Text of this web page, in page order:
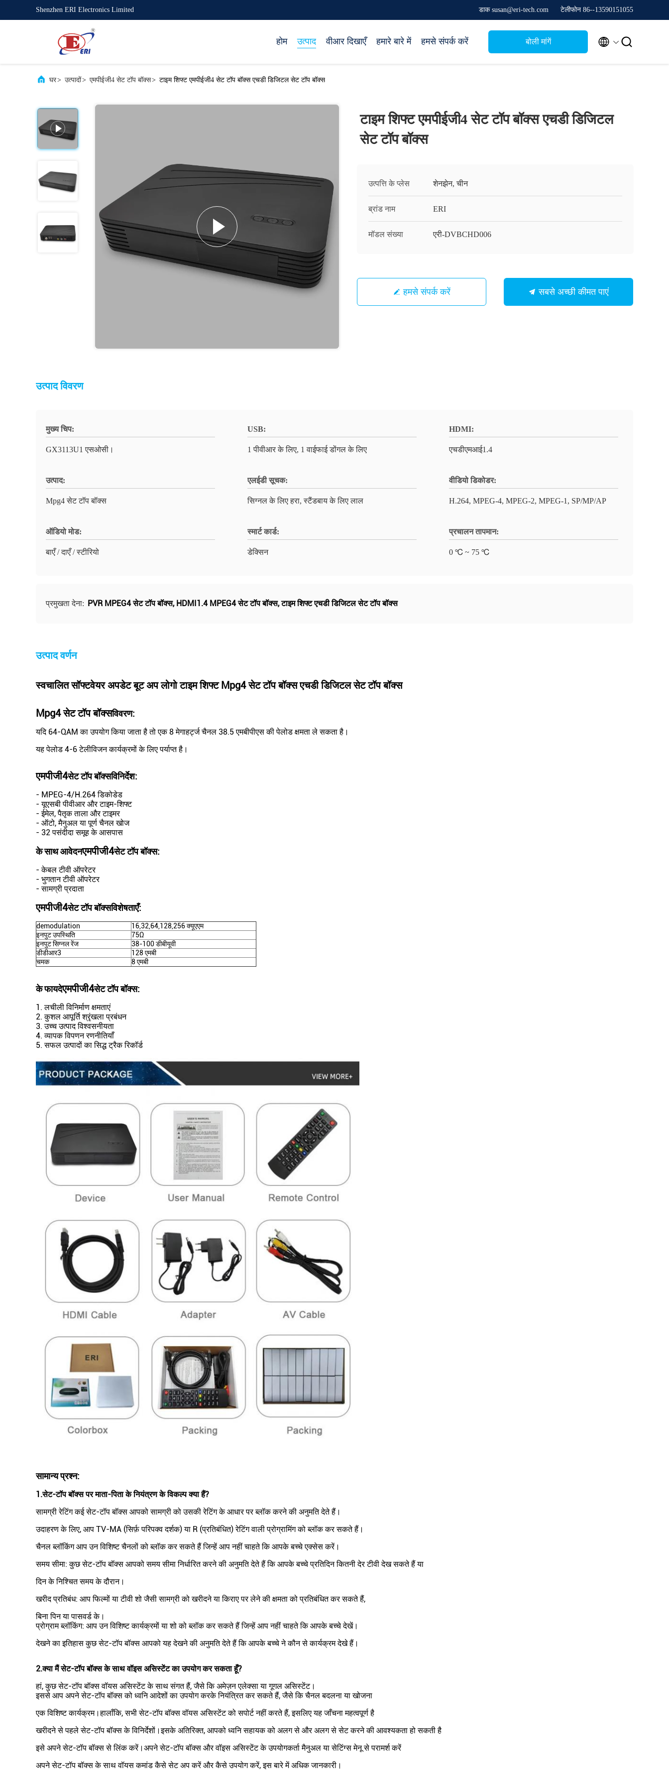
Shenzhen ERI Electronics Limited डाक susan@eri-tech.com टेलीफोन 86--13590151055
होम उत्पाद वीआर दिखाएँ हमारे बारे में हमसे संपर्क करें बोली मांगें  
घर> उत्पादों> एमपीईजी4 सेट टॉप बॉक्स> टाइम शिफ्ट एमपीईजी4 सेट टॉप बॉक्स एचडी डिजिटल सेट टॉप बॉक्स
टाइम शिफ्ट एमपीईजी4 सेट टॉप बॉक्स एचडी डिजिटल
सेट टॉप बॉक्स
उत्पत्ति के प्लेस शेनझेन, चीन
ब्रांड नाम ERI
मॉडल संख्या एरी-DVBCHD006
हमसे संपर्क करें सबसे अच्छी कीमत पाएं
उत्पाद विवरण
मुख्य चिप:
GX3113U1 एसओसी।
USB:
1 पीवीआर के लिए, 1 वाईफाई डोंगल के लिए
HDMI:
एचडीएमआई1.4
उत्पाद:
Mpg4 सेट टॉप बॉक्स
एलईडी सूचक:
सिग्नल के लिए हरा, स्टैंडबाय के लिए लाल
वीडियो डिकोडर:
H.264, MPEG-4, MPEG-2, MPEG-1, SP/MP/AP
ऑडियो मोड:
बाएँ / दाएँ / स्टीरियो
स्मार्ट कार्ड:
डेक्सिन
प्रचालन तापमान:
0 ℃ ~ 75 ℃
प्रमुखता देना: PVR MPEG4 सेट टॉप बॉक्स, HDMI1.4 MPEG4 सेट टॉप बॉक्स,टाइम शिफ्ट एचडी डिजिटल सेट टॉप बॉक्स
उत्पाद वर्णन
स्वचालित सॉफ्टवेयर अपडेट बूट अप लोगो टाइम शिफ्ट Mpg4 सेट टॉप बॉक्स एचडी डिजिटल सेट टॉप बॉक्स
Mpg4 सेट टॉप बॉक्सविवरण:
यदि 64-QAM का उपयोग किया जाता है तो एक 8 मेगाहर्ट्ज चैनल 38.5 एमबीपीएस की पेलोड क्षमता ले सकता है।
यह पेलोड 4-6 टेलीविजन कार्यक्रमों के लिए पर्याप्त है।
एमपीजी4सेट टॉप बॉक्सविनिर्देश:
- MPEG-4/H.264 डिकोडेड
- यूएसबी पीवीआर और टाइम-शिफ्ट
- ईमेल, पैतृक ताला और टाइमर
- ऑटो, मैनुअल या पूर्ण चैनल खोज
- 32 पसंदीदा समूह के आसपास
के साथ आवेदनएमपीजी4सेट टॉप बॉक्स:
- केबल टीवी ऑपरेटर
- भुगतान टीवी ऑपरेटर
- सामग्री प्रदाता
एमपीजी4सेट टॉप बॉक्सविशेषताएँ:
demodulation
16,32,64,128,256 क्यूएएम
इनपुट उपस्थिति
75Ω
इनपुट सिग्नल रेंज
38-100 डीबीयूवी
डीडीआर3
128 एमबी
चमक
8 एमबी
के फायदेएमपीजी4सेट टॉप बॉक्स:
1. लचीली विनिर्माण क्षमताएं
2. कुशल आपूर्ति श्रृंखला प्रबंधन
3. उच्च उत्पाद विश्वसनीयता
4. व्यापक विपणन रणनीतियाँ
5. सफल उत्पादों का सिद्ध ट्रैक रिकॉर्ड
सामान्य प्रश्न:
1.सेट-टॉप बॉक्स पर माता-पिता के नियंत्रण के विकल्प क्या हैं?
सामग्री रेटिंग कई सेट-टॉप बॉक्स आपको सामग्री को उसकी रेटिंग के आधार पर ब्लॉक करने की अनुमति देते हैं।
उदाहरण के लिए, आप TV-MA (सिर्फ़ परिपक्व दर्शक) या R (प्रतिबंधित) रेटिंग वाली प्रोग्रामिंग को ब्लॉक कर सकते हैं।
चैनल ब्लॉकिंग आप उन विशिष्ट चैनलों को ब्लॉक कर सकते हैं जिन्हें आप नहीं चाहते कि आपके बच्चे एक्सेस करें।
समय सीमा: कुछ सेट-टॉप बॉक्स आपको समय सीमा निर्धारित करने की अनुमति देते हैं कि आपके बच्चे प्रतिदिन कितनी देर टीवी देख सकते हैं या
दिन के निश्चित समय के दौरान।
खरीद प्रतिबंध: आप फिल्मों या टीवी शो जैसी सामग्री को खरीदने या किराए पर लेने की क्षमता को प्रतिबंधित कर सकते हैं,
बिना पिन या पासवर्ड के।
प्रोग्राम ब्लॉकिंग: आप उन विशिष्ट कार्यक्रमों या शो को ब्लॉक कर सकते हैं जिन्हें आप नहीं चाहते कि आपके बच्चे देखें।
देखने का इतिहास कुछ सेट-टॉप बॉक्स आपको यह देखने की अनुमति देते हैं कि आपके बच्चे ने कौन से कार्यक्रम देखे हैं।
2.क्या मैं सेट-टॉप बॉक्स के साथ वॉइस असिस्टेंट का उपयोग कर सकता हूँ?
हां, कुछ सेट-टॉप बॉक्स वॉयस असिस्टेंट के साथ संगत हैं, जैसे कि अमेज़न एलेक्सा या गूगल असिस्टेंट।
इससे आप अपने सेट-टॉप बॉक्स को ध्वनि आदेशों का उपयोग करके नियंत्रित कर सकते हैं, जैसे कि चैनल बदलना या खोजना
एक विशिष्ट कार्यक्रम।हालाँकि, सभी सेट-टॉप बॉक्स वॉयस असिस्टेंट को सपोर्ट नहीं करते हैं, इसलिए यह जाँचना महत्वपूर्ण है
खरीदने से पहले सेट-टॉप बॉक्स के विनिर्देशों।इसके अतिरिक्त, आपको ध्वनि सहायक को अलग से और अलग से सेट करने की आवश्यकता हो सकती है
इसे अपने सेट-टॉप बॉक्स से लिंक करें।अपने सेट-टॉप बॉक्स और वॉइस असिस्टेंट के उपयोगकर्ता मैनुअल या सेटिंग्स मेनू से परामर्श करें
अपने सेट-टॉप बॉक्स के साथ वॉयस कमांड कैसे सेट अप करें और कैसे उपयोग करें, इस बारे में अधिक जानकारी।